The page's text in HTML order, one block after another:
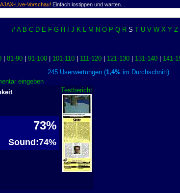
Live-Vorschau! Einfach lostippen und warten...
# A B C D E F G H J K L M N O P Q R S T U V W X Y Z
81-90 91-100 101-110 111-120 121-130 131-140 141-
245 Userwertungen (1,4% im
eingeben
Testbericht
73%
Sound:74%